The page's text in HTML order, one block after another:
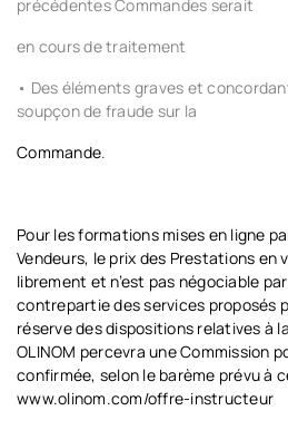
précédentes Commandes serait
en cours de traitement
• Des éléments graves et
soupçon de fraude sur la
Commande.
Pour les formations mises en ligne
Vendeurs, le prix des Prestations en
librement et n’est pas négociable
contrepartie des services proposés
réserve des dispositions relatives à
OLINOM percevra une Commission
confirmée, selon le barème prévu à
www.olinom.com/offre-instructeur